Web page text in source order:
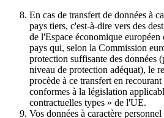
En cas de transfert de données à
pays tiers, c'est-à-dire vers des
de l'Espace économique européen
pays qui, selon la Commission
protection suffisante des données
niveau de protection adéquat), le
procède à ce transfert en recourant
conformes à la législation
contractuelles types » de l'UE.
Vos données à caractère